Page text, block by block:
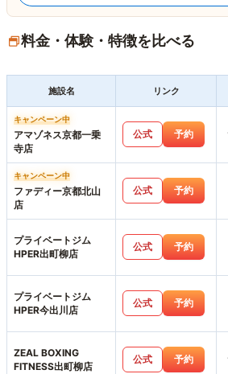
料金・体験・特徴を比べる
施設名 リンク
キャンペーン中
アマゾネス京都一乗
寺店
公式 予約
キャンペーン中
ファディー京都北山
店
公式 予約
プライベートジム
HPER出町柳店
公式 予約
プライベートジム
HPER今出川店
公式 予約
ZEAL BOXING
FITNESS出町柳店
公式 予約